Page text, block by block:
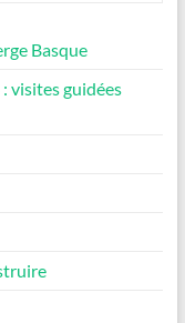
Basque
visites guidées